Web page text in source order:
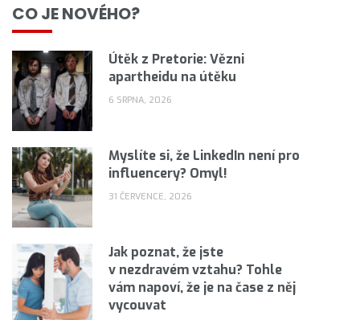
CO JE NOVÉHO?
Útěk z Pretorie: Vězni
apartheidu na útěku
6 SRPNA, 2026
Myslíte si, že LinkedIn není pro
influencery? Omyl!
31 ČERVENCE, 2026
Jak poznat, že jste
v nezdravém vztahu? Tohle
vám napoví, že je na čase z něj
vycouvat